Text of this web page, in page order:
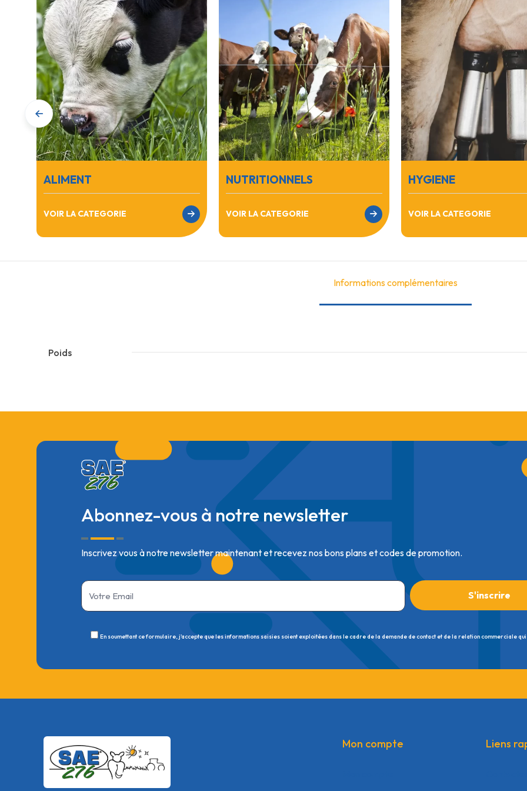
ALIMENT
VOIR LA CATEGORIE
NUTRITIONNELS
VOIR LA CATEGORIE
HYGIENE
VOIR LA CATEGORIE
Informations complémentaires
Poids
Abonnez-vous à notre newsletter
Inscrivez vous à notre newsletter maintenant et recevez nos bons plans et codes de promotion.
En soumettant ce formulaire, j'accepte que les informations saisies soient exploitées dans le cadre de la demande de contact et de la relation commerciale
Mon compte Liens